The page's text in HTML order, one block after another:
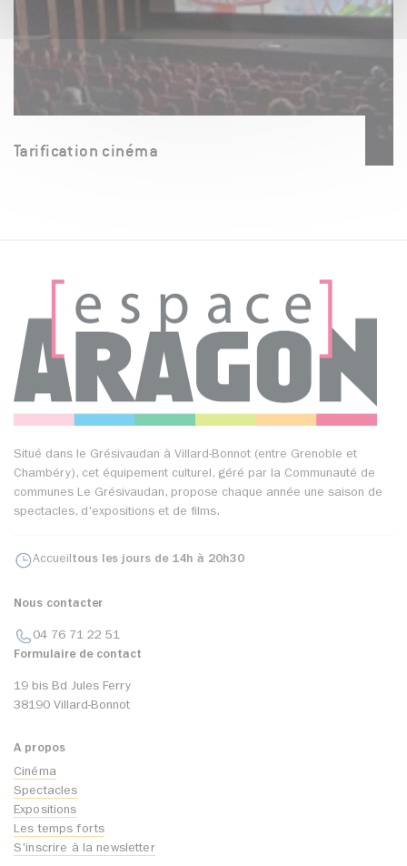
Tarification cinéma
Situé dans le Grésivaudan à Villard-Bonnot (entre Grenoble et
Chambéry), cet équipement culturel, géré par la Communauté de
communes Le Grésivaudan, propose chaque année une saison de
spectacles, d'expositions et de films.
Accueiltous les jours de 14h à 20h30
Nous contacter
04 76 71 22 51
Formulaire de contact
19 bis Bd Jules Ferry
38190 Villard-Bonnot
A propos
Cinéma
Spectacles
Expositions
Les temps forts
S'inscrire à la newsletter